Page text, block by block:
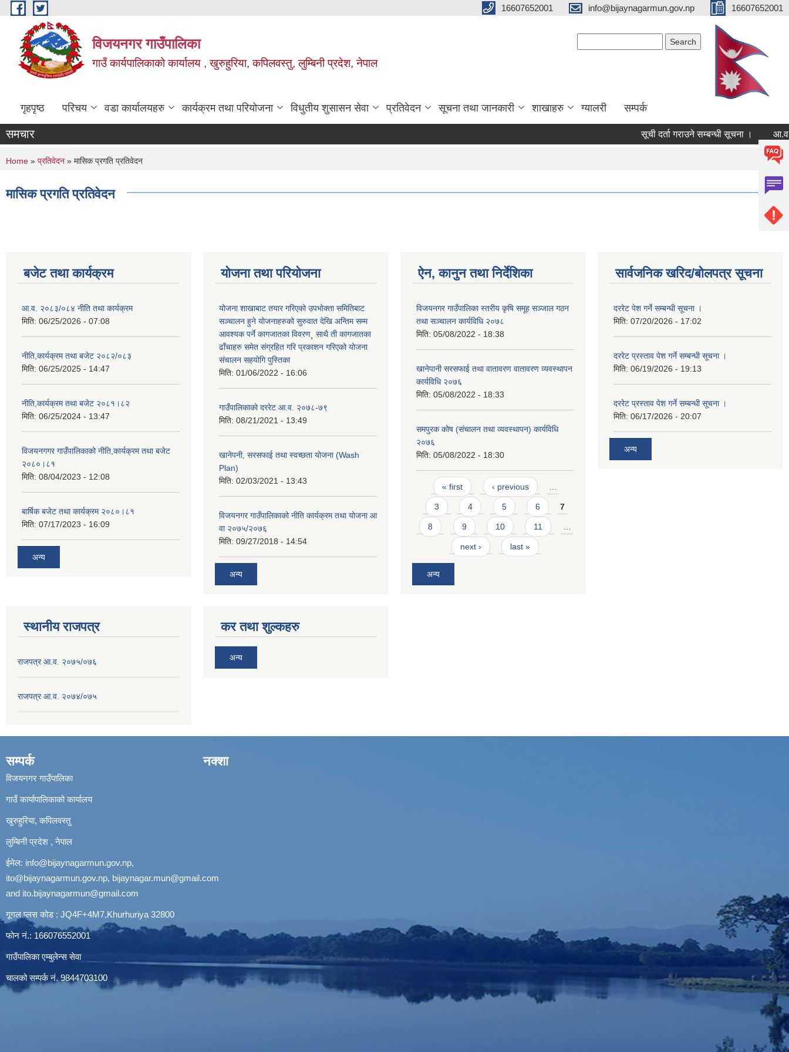
Skip to main content 16607652001 info@bijaynagarmun.gov.np 16607652001
विजयनगर गाउँपालिका
गाउँ कार्यपालिकाको कार्यालय , खुरुहुरिया, कपिलवस्तु, लुम्बिनी प्रदेश, नेपाल
गृहपृष्ठ परिचय वडा कार्यालयहरु कार्यक्रम तथा परियोजना विधुतीय शुसासन सेवा प्रतिवेदन सूचना तथा जानकारी शाखाहरु ग्यालरी सम्पर्क
समचार सूची दर्ता गराउने सम्बन्धी सूचना ।
You are here
Home » प्रतिवेदन » मासिक प्रगति प्रतिवेदन
मासिक प्रगति प्रतिवेदन
बजेट तथा कार्यक्रम
आ.व. २०८३/०८४ नीति तथा कार्यक्रम
मिति: 06/25/2026 - 07:08
नीति,कार्यक्रम तथा बजेट २०८२/०८३
मिति: 06/25/2025 - 14:47
नीति,कार्यक्रम तथा बजेट २०८१।८२
मिति: 06/25/2024 - 13:47
विजयनगगर गाउँपालिकाको नीति,कार्यक्रम तथा बजेट
२०८०।८१
मिति: 08/04/2023 - 12:08
बार्षिक बजेट तथा कार्यक्रम २०८०।८१
मिति: 07/17/2023 - 16:09
अन्य
योजना तथा परियोजना
योजना शाखाबाट तयार गरिएको उपभोक्ता समितिबाट
सञ्चालन हुने योजनाहरुको सुरुवात देखि अन्तिम सम्म
आवश्यक पर्ने कागजातका विवरण¸ साथै ती कागजातका
ढाँचाहरु समेत संग्रहित गरि प्रकाशन गरिएको योजना
संचालन सहयोगि पुस्तिका
मिति: 01/06/2022 - 16:06
गाउँपालिकाको दररेट आ.व. २०७८-७९
मिति: 08/21/2021 - 13:49
खानेपनी, सरसफाई तथा स्वच्छता योजना (Wash
Plan)
मिति: 02/03/2021 - 13:43
विजयनगर गाउँपालिकाको नीति कार्यक्रम तथा योजना आ
वा २०७५/२०७६
मिति: 09/27/2018 - 14:54
अन्य
ऐन, कानुन तथा निर्देशिका
विजयनगर गाउँपालिका स्तरीय कृषि समूह सञ्जाल गठन
तथा सञ्चालन कार्यविधि २०७८
मिति: 05/08/2022 - 18:38
खानेपानी सरसफाई तथा वातावरण वातावरण व्यवस्थापन
कार्यविधि २०७६
मिति: 05/08/2022 - 18:33
समपुरक कोष (संचालन तथा व्यवस्थापन) कार्यविधि
२०७६
मिति: 05/08/2022 - 18:30
Pages
« first ‹ previous …
3 4 5 6 7
8 9 10 11 …
next › last »
अन्य
सार्वजनिक खरिद/बोलपत्र सूचना
दररेट पेश गर्ने सम्बन्धी सूचना ।
मिति: 07/20/2026 - 17:02
दररेट प्रस्ताव पेश गर्ने सम्बन्धी सूचना ।
मिति: 06/19/2026 - 19:13
दररेट प्रस्ताव पेश गर्ने सम्बन्धी सूचना ।
मिति: 06/17/2026 - 20:07
अन्य
स्थानीय राजपत्र
राजपत्र आ.व. २०७५/०७६
राजपत्र आ.व. २०७४/०७५
कर तथा शुल्कहरु
अन्य
सम्पर्क
विजयनगर गाउँपालिका
गाउँ कार्यापालिकाको कार्यालय
खुरुहुरिया, कपिलवस्तु
लुम्बिनी प्रदेश , नेपाल
ईमेल: info@bijaynagarmun.gov.np,
ito@bijaynagarmun.gov.np, bijaynagar.mun@gmail.com
and ito.bijaynagarmun@gmail.com
गूगल प्लस कोड : JQ4F+4M7,Khurhuriya 32800
फोन नं.: 166076552001
गाउँपालिका एम्बुलेन्स सेवा
चालको सम्पर्क नं. 9844703100
नक्शा